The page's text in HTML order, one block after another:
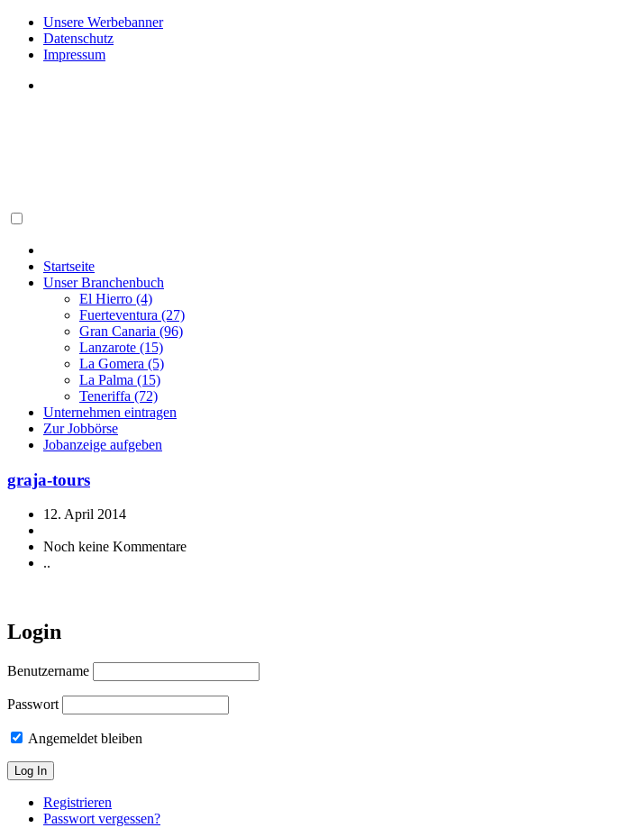
Unsere Werbebanner
Datenschutz
Impressum
Startseite
Unser Branchenbuch
El Hierro (4)
Fuerteventura (27)
Gran Canaria (96)
Lanzarote (15)
La Gomera (5)
La Palma (15)
Teneriffa (72)
Unternehmen eintragen
Zur Jobbörse
Jobanzeige aufgeben
graja-tours
12. April 2014
Noch keine Kommentare
..
Login
Benutzername
Passwort
Angemeldet bleiben
Registrieren
Passwort vergessen?